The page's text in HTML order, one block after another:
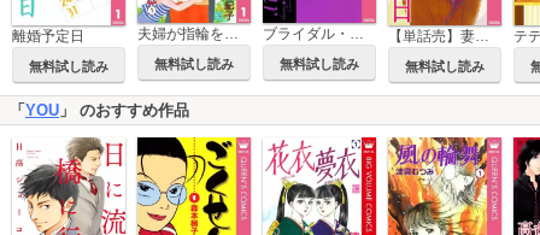
離婚予定日
無料試し読み
夫婦が指輪をはずすとき
無料試し読み
ブライダル・フェア―結婚見本市―
無料試し読み 無料試し読み
テ
「 YOU 」 のおすすめ作品